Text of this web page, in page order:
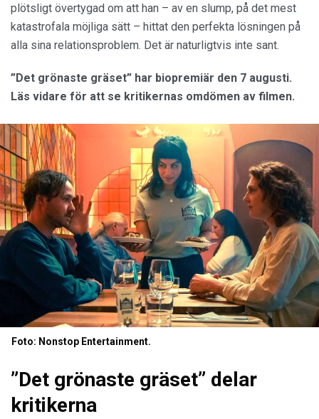
plötsligt övertygad om att han – av en slump, på det mest
katastrofala möjliga sätt – hittat den perfekta lösningen på
alla sina relationsproblem. Det är naturligtvis inte sant.
”Det grönaste gräset” har biopremiär den 7 augusti.
Läs vidare för att se kritikernas omdömen av filmen.
Foto: Nonstop Entertainment.
”Det grönaste gräset” delar
kritikerna